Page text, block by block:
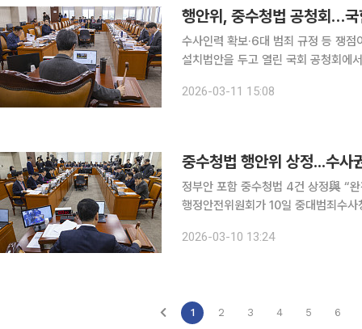
수사인력 확보·6대 범죄 규정 등 쟁점이날 오후 행안차
설치법안을 두고 열린 국회 공청회에
자초했고 수사·기소 분리는 세계적으
2026-03-11 15:08
중수청법 행안위 상정...수사
정부안 포함 중수청법 4건 상정與 “완
행정안전위원회가 10일 중대범죄수
부안을 포함해 민형배 더불어민주당
2026-03-10 13:24
1 2 3 4 5 6